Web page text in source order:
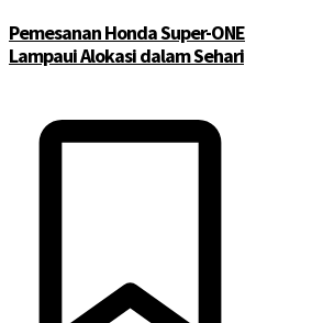
Pemesanan Honda Super-ONE
Lampaui Alokasi dalam Sehari